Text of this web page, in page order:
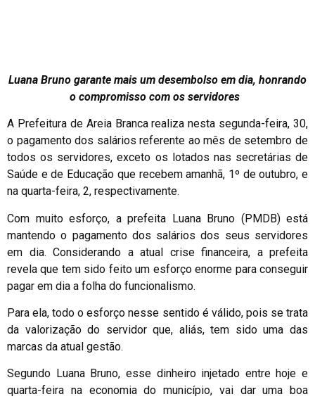
Luana Bruno garante mais um desembolso em dia, honrando
o compromisso com os servidores
A Prefeitura de Areia Branca realiza nesta segunda-feira, 30,
o pagamento dos salários referente ao mês de setembro de
todos os servidores, exceto os lotados nas secretárias de
Saúde e de Educação que recebem amanhã, 1º de outubro, e
na quarta-feira, 2, respectivamente.
Com muito esforço, a prefeita Luana Bruno (PMDB) está
mantendo o pagamento dos salários dos seus servidores
em dia. Considerando a atual crise financeira, a prefeita
revela que tem sido feito um esforço enorme para conseguir
pagar em dia a folha do funcionalismo.
Para ela, todo o esforço nesse sentido é válido, pois se trata
da valorização do servidor que, aliás, tem sido uma das
marcas da atual gestão.
Segundo Luana Bruno, esse dinheiro injetado entre hoje e
quarta-feira na economia do município, vai dar uma boa